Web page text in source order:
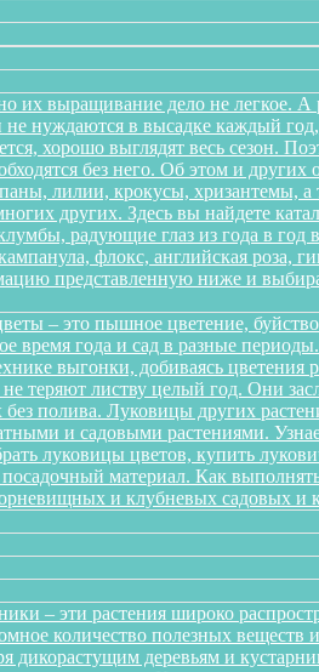
их выращивание дело не легкое.
нуждаются в высадке каждый год,
хорошо выглядят весь
без него. Об этом и
лилии, крокусы, хризантемы, а
других. Здесь вы найдете
радующие глаз из года в
флокс, английская роза,
представленную ниже и
– это пышное цветение,
время года и сад в разные
выгонки, добиваясь
теряют листву целый год. Они
полива. Луковицы других
и садовыми растениями.
луковицы цветов, купить
материал. Как
и клубневых садовых и
– эти растения широко
количество полезных
дикорастущим деревьям и